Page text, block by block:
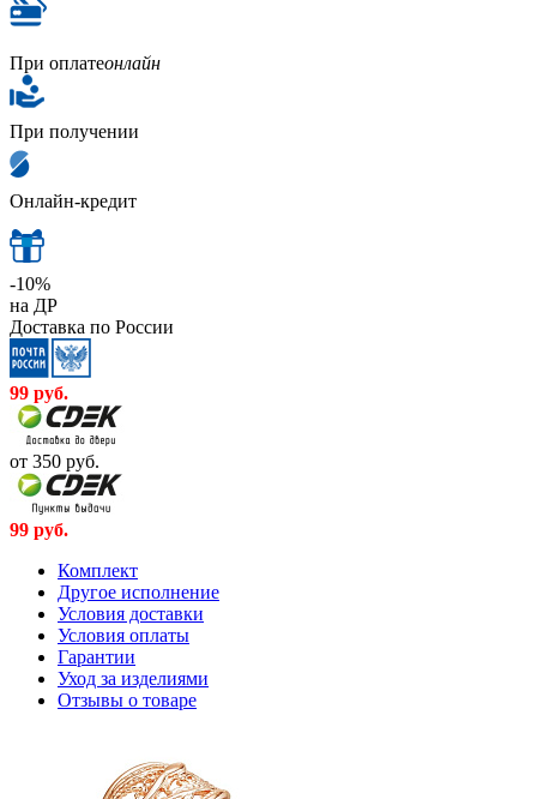
При оплатеонлайн
При получении
Онлайн-кредит
-10%
на ДР
Доставка по России
99 руб.
от 350 руб.
99 руб.
Комплект
Другое исполнение
Условия доставки
Условия оплаты
Гарантии
Уход за изделиями
Отзывы о товаре